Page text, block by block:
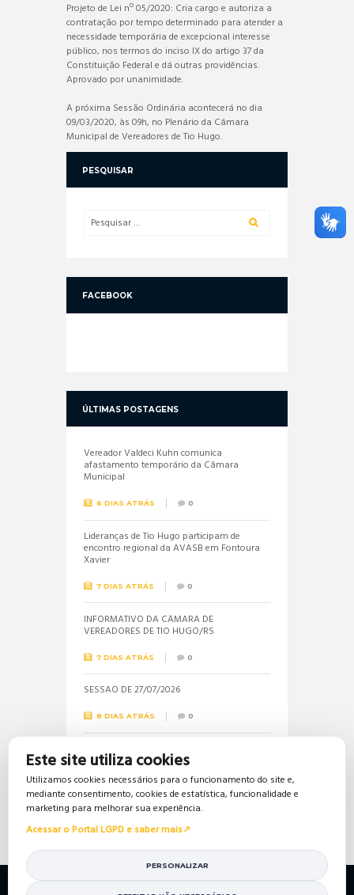
Projeto de Lei nº 05/2020: Cria cargo e autoriza a
contratação por tempo determinado para atender a
necessidade temporária de excepcional interesse
público, nos termos do inciso IX do artigo 37 da
Constituição Federal e dá outras providências.
Aprovado por unanimidade.
A próxima Sessão Ordinária acontecerá no dia
09/03/2020, às 09h, no Plenário da Câmara
Municipal de Vereadores de Tio Hugo.
PESQUISAR
FACEBOOK
ÚLTIMAS POSTAGENS
Vereador Valdeci Kuhn comunica
afastamento temporário da Câmara
Municipal
6 DIAS ATRÁS 0
Lideranças de Tio Hugo participam de
encontro regional da AVASB em Fontoura
Xavier
7 DIAS ATRÁS 0
INFORMATIVO DA CÂMARA DE
VEREADORES DE TIO HUGO/RS
7 DIAS ATRÁS 0
SESSÃO DE 27/07/2026
8 DIAS ATRÁS 0
Informações sobre a realização do próximo
concurso público são solicitadas pela
vereadora Jéssica
16 DIAS ATRÁS 0
Este site utiliza cookies
Utilizamos cookies necessários para o funcionamento do site e,
mediante consentimento, cookies de estatística, funcionalidade e
marketing para melhorar sua experiência.
Acessar o Portal LGPD e saber mais
PERSONALIZAR